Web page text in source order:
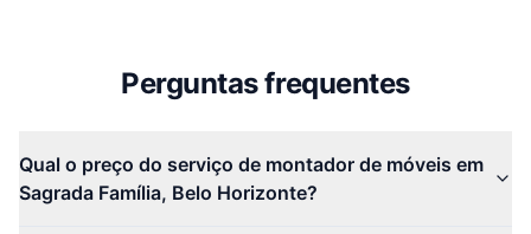
Perguntas frequentes
Qual o preço do serviço de montador de móveis em
Sagrada Família, Belo Horizonte?